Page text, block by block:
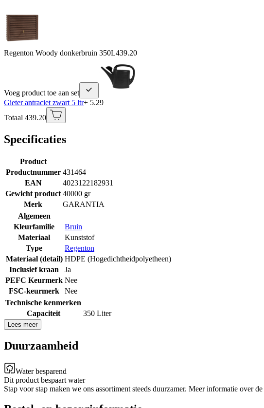
Regenton Woody donkerbruin 350L439.20
Voeg product toe aan set
Gieter antraciet zwart 5 ltr+ 5.29
Totaal 439.20
Specificaties
Product
Productnummer 431464
EAN
4023122182931
Gewicht product 40000 gr
Merk
GARANTIA
Algemeen
Kleurfamilie
Bruin
Materiaal
Kunststof
Type
Regenton
Materiaal (detail) HDPE (Hogedichtheidpolyetheen)
Inclusief kraan
Ja
PEFC Keurmerk Nee
FSC-keurmerk
Nee
Technische kenmerken
Capaciteit
350 Liter
Lees meer
Duurzaamheid
Water besparend
Dit product bespaart water
Stap voor stap maken we ons assortiment steeds duurzamer. Meer informatie over de